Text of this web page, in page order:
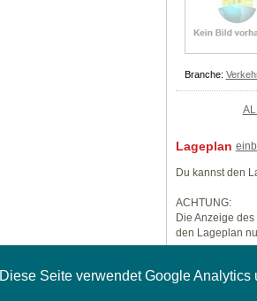
Diese Seite verwendet Google
Branche:
Lageplan
Du kannst den
ACHTUNG:
Die Anzeige
den Lageplan
Impressum